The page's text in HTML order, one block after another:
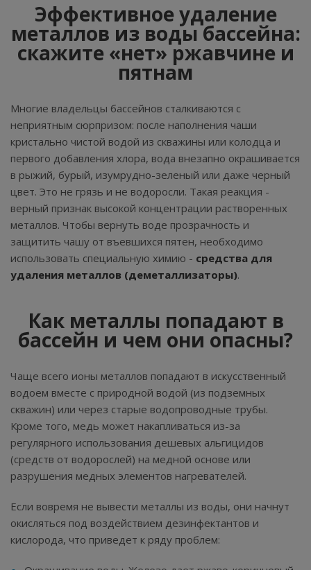
Эффективное удаление
металлов из воды бассейна:
скажите «нет» ржавчине и
пятнам
Многие владельцы бассейнов сталкиваются с
неприятным сюрпризом: после наполнения чаши
кристально чистой водой из скважины или колодца и
первого добавления хлора, вода внезапно окрашивается
в рыжий, бурый, изумрудно-зеленый или даже черный
цвет. Это не грязь и не водоросли. Такая реакция -
верный признак высокой концентрации растворенных
металлов. Чтобы вернуть воде прозрачность и
защитить чашу от въевшихся пятен, необходимо
использовать специальную химию - средства для
удаления металлов (деметаллизаторы).
Как металлы попадают в
бассейн и чем они опасны?
Чаще всего ионы металлов попадают в искусственный
водоем вместе с природной водой (из подземных
скважин) или через старые водопроводные трубы.
Кроме того, медь может накапливаться из-за
регулярного использования дешевых альгицидов
(средств от водорослей) на медной основе или
разрушения медных элементов нагревателей.
Если вовремя не вывести металлы из воды, они начнут
окисляться под воздействием дезинфектантов и
кислорода, что приведет к ряду проблем: